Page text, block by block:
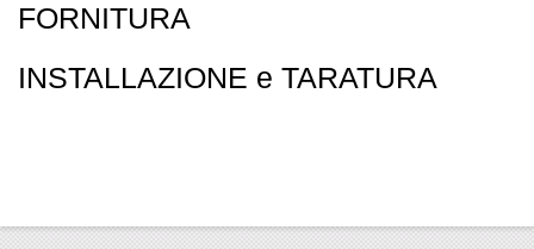
FORNITURA
INSTALLAZIONE e TARATURA